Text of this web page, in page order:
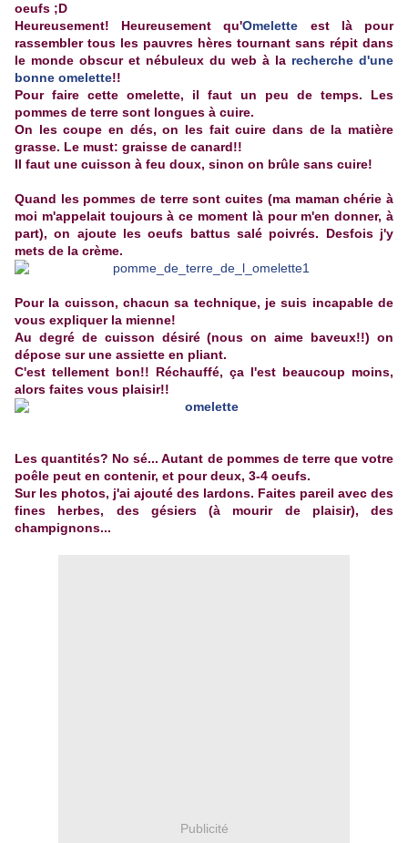
oeufs ;D
Heureusement! Heureusement qu'Omelette est là pour
rassembler tous les pauvres hères tournant sans répit dans
le monde obscur et nébuleux du web à la recherche d'une
bonne omelette!!
Pour faire cette omelette, il faut un peu de temps. Les
pommes de terre sont longues à cuire.
On les coupe en dés, on les fait cuire dans de la matière
grasse. Le must: graisse de canard!!
Il faut une cuisson à feu doux, sinon on brûle sans cuire!
Quand les pommes de terre sont cuites (ma maman chérie à
moi m'appelait toujours à ce moment là pour m'en donner, à
part), on ajoute les oeufs battus salé poivrés. Desfois j'y
mets de la crème.
Pour la cuisson, chacun sa technique, je suis incapable de
vous expliquer la mienne!
Au degré de cuisson désiré (nous on aime baveux!!) on
dépose sur une assiette en pliant.
C'est tellement bon!! Réchauffé, ça l'est beaucoup moins,
alors faites vous plaisir!!
Les quantités? No sé... Autant de pommes de terre que votre
poêle peut en contenir, et pour deux, 3-4 oeufs.
Sur les photos, j'ai ajouté des lardons. Faites pareil avec des
fines herbes, des gésiers (à mourir de plaisir), des
champignons...
Publicité